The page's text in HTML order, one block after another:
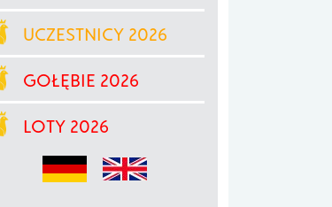
UCZESTNICY 2026
GOŁĘBIE 2026
LOTY 2026